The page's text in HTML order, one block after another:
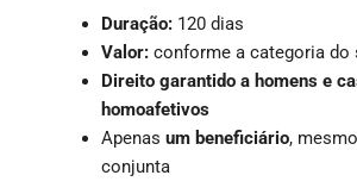
Duração: 120 dias
Valor: conforme a categoria do
Direito garantido a homens e
homoafetivos
Apenas um beneficiário,
conjunta